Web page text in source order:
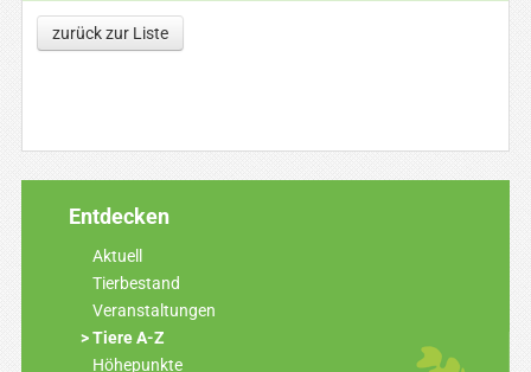
zurück zur Liste
Entdecken
Aktuell
Tierbestand
Veranstaltungen
Tiere A-Z
Höhepunkte